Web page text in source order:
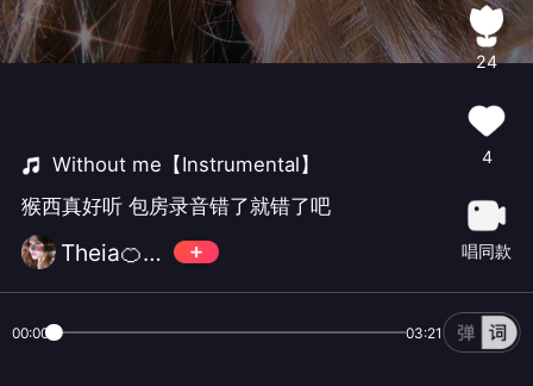
Without me【Instrumental】
猴西真好听 包房录音错了就错了吧
Theia🍊22
24
4
唱同款
00:00 03:21